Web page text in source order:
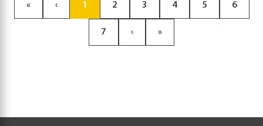
« ‹ 1 2 3 4 5 6
7 › »